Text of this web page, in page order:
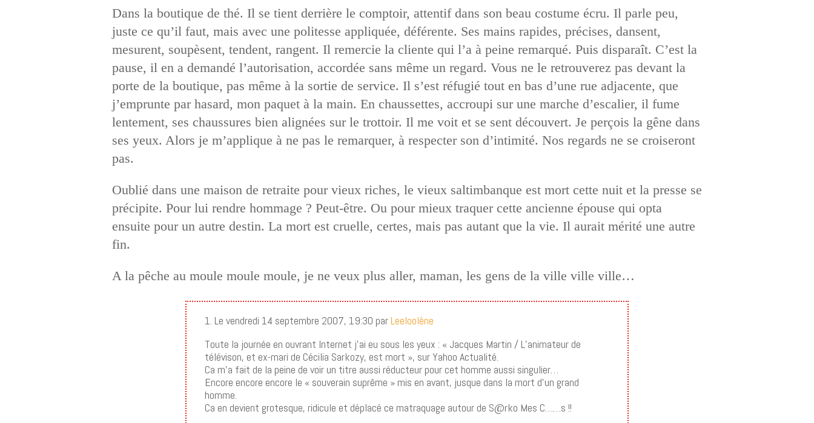
Dans la boutique de thé. Il se tient derrière le comptoir, attentif dans son beau costume écru. Il parle peu,
juste ce qu’il faut, mais avec une politesse appliquée, déférente. Ses mains rapides, précises, dansent,
mesurent, soupèsent, tendent, rangent. Il remercie la cliente qui l’a à peine remarqué. Puis disparaît. C’est la
pause, il en a demandé l’autorisation, accordée sans même un regard. Vous ne le retrouverez pas devant la
porte de la boutique, pas même à la sortie de service. Il s’est réfugié tout en bas d’une rue adjacente, que
j’emprunte par hasard, mon paquet à la main. En chaussettes, accroupi sur une marche d’escalier, il fume
lentement, ses chaussures bien alignées sur le trottoir. Il me voit et se sent découvert. Je perçois la gêne dans
ses yeux. Alors je m’applique à ne pas le remarquer, à respecter son d’intimité. Nos regards ne se croiseront
pas.
Oublié dans une maison de retraite pour vieux riches, le vieux saltimbanque est mort cette nuit et la presse se
précipite. Pour lui rendre hommage ? Peut-être. Ou pour mieux traquer cette ancienne épouse qui opta
ensuite pour un autre destin. La mort est cruelle, certes, mais pas autant que la vie. Il aurait mérité une autre
fin.
A la pêche au moule moule moule, je ne veux plus aller, maman, les gens de la ville ville ville…
1. Le vendredi 14 septembre 2007, 19:30 parLeeloolène
Toute la journée en ouvrant Internet j’ai eu sous les yeux : « Jacques Martin / L’animateur de
télévison, et ex-mari de Cécilia Sarkozy, est mort », sur Yahoo Actualité.
Ca m’a fait de la peine de voir un titre aussi réducteur pour cet homme aussi singulier…
Encore encore encore le « souverain suprême » mis en avant, jusque dans la mort d’un grand
homme.
Ca en devient grotesque, ridicule et déplacé ce matraquage autour de S@rko Mes C……s !!